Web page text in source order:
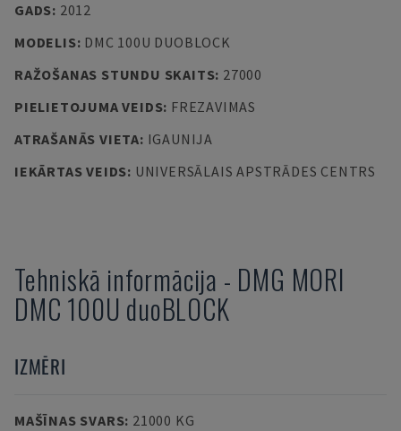
GADS: 2012
MODELIS: DMC 100U DUOBLOCK
RAŽOŠANAS STUNDU SKAITS: 27000
PIELIETOJUMA VEIDS: FREZAVIMAS
ATRAŠANĀS VIETA: IGAUNIJA
IEKĀRTAS VEIDS: UNIVERSĀLAIS APSTRĀDES CENTRS
Tehniskā informācija - DMG MORI
DMC 100U duoBLOCK
IZMĒRI
MAŠĪNAS SVARS: 21000 KG